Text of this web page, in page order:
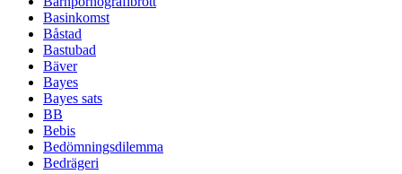
Basinkomst
Båstad
Bastubad
Bäver
Bayes
Bayes sats
BB
Bebis
Bedömningsdilemma
Bedrägeri